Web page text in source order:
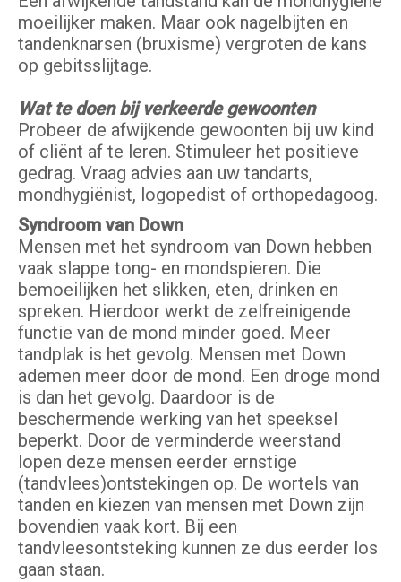
moeilijker maken. Maar ook nagelbijten en
tandenknarsen (bruxisme) vergroten de kans
op gebitsslijtage.
Wat te doen bij verkeerde gewoonten
Probeer de afwijkende gewoonten bij uw kind
of cliënt af te leren. Stimuleer het positieve
gedrag. Vraag advies aan uw tandarts,
mondhygiënist, logopedist of orthopedagoog.
Syndroom van Down
Mensen met het syndroom van Down hebben
vaak slappe tong- en mondspieren. Die
bemoeilijken het slikken, eten, drinken en
spreken. Hierdoor werkt de zelfreinigende
functie van de mond minder goed. Meer
tandplak is het gevolg. Mensen met Down
ademen meer door de mond. Een droge mond
is dan het gevolg. Daardoor is de
beschermende werking van het speeksel
beperkt. Door de verminderde weerstand
lopen deze mensen eerder ernstige
(tandvlees)ontstekingen op. De wortels van
tanden en kiezen van mensen met Down zijn
bovendien vaak kort. Bij een
tandvleesontsteking kunnen ze dus eerder los
gaan staan.